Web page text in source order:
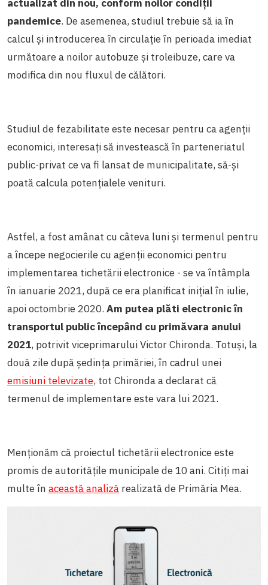
actualizat din nou, conform noilor condiții
pandemice. De asemenea, studiul trebuie să ia în
calcul și introducerea în circulație în perioada imediat
următoare a noilor autobuze și troleibuze, care va
modifica din nou fluxul de călători.
Studiul de fezabilitate este necesar pentru ca agenții
economici, interesați să investească în parteneriatul
public-privat ce va fi lansat de municipalitate, să-și
poată calcula potențialele venituri.
Astfel, a fost amânat cu câteva luni și termenul pentru
a începe negocierile cu agenții economici pentru
implementarea tichetării electronice - se va întâmpla
în ianuarie 2021, după ce era planificat inițial în iulie,
apoi octombrie 2020. Am putea plăti electronic în
transportul public începând cu primăvara anului
2021, potrivit viceprimarului Victor Chironda. Totuși, la
două zile după ședința primăriei, în cadrul unei
emisiuni televizate, tot Chironda a declarat că
termenul de implementare este vara lui 2021.
Menționăm că proiectul tichetării electronice este
promis de autoritățile municipale de 10 ani. Citiți mai
multe în această analiză realizată de Primăria Mea.